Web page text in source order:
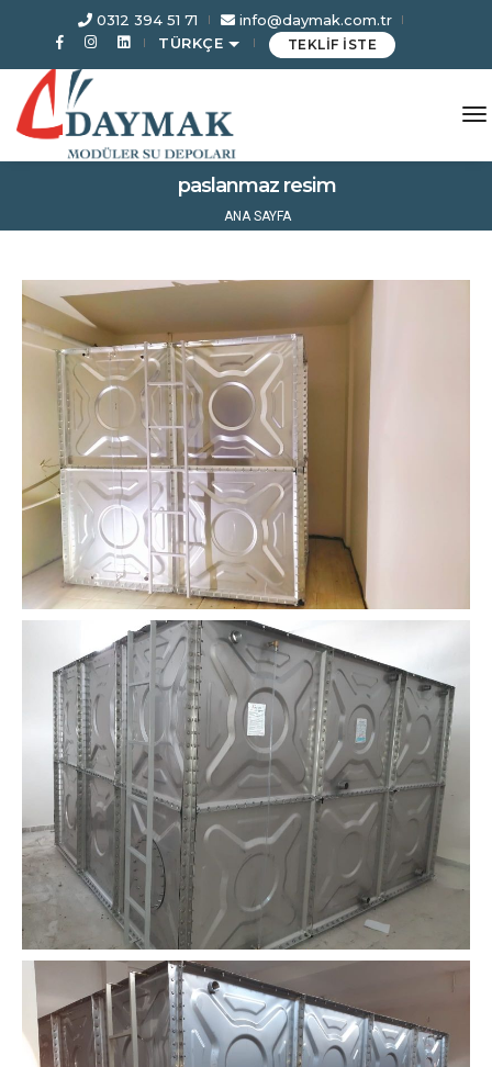
0312 394 51 71
info@daymak.com.tr
TÜRKÇE
TEKLİF İSTE
paslanmaz resim
ANA SAYFA